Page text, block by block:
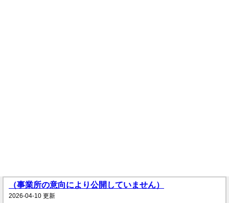
（事業所の意向により公開していません）
2026-04-10 更新